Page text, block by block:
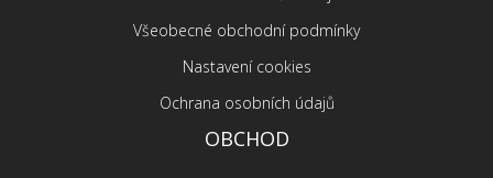
Všeobecné obchodní podmínky
Nastavení cookies
Ochrana osobních údajů
OBCHOD